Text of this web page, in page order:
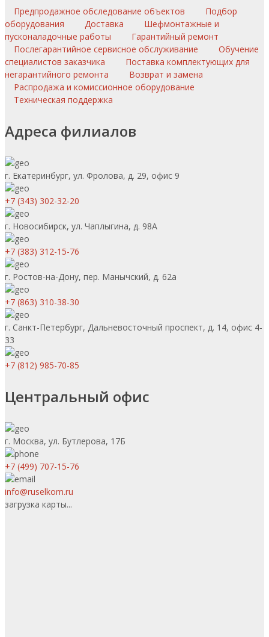
Предпродажное обследование объектов
Подбор
оборудования
Доставка
Шефмонтажные и
пусконаладочные работы
Гарантийный ремонт
Послегарантийное сервисное обслуживание
Обучение
специалистов заказчика
Поставка комплектующих для
негарантийного ремонта
Возврат и замена
Распродажа и комиссионное оборудование
Техническая поддержка
Адреса филиалов
г. Екатеринбург, ул. Фролова, д. 29, офис 9
+7 (343) 302-32-20
г. Новосибирск, ул. Чаплыгина, д. 98А
+7 (383) 312-15-76
г. Ростов-на-Дону, пер. Манычский, д. 62а
+7 (863) 310-38-30
г. Санкт-Петербург, Дальневосточный проспект, д. 14, офис 4-
33
+7 (812) 985-70-85
Центральный офис
г. Москва, ул. Бутлерова, 17Б
+7 (499) 707-15-76
info@ruselkom.ru
загрузка карты...